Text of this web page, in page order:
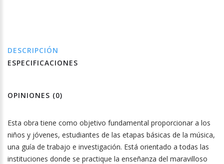
DESCRIPCIÓN
ESPECIFICACIONES
OPINIONES (0)
Esta obra tiene como objetivo fundamental proporcionar a los
niños y jóvenes, estudiantes de las etapas básicas de la música,
una guía de trabajo e investigación. Está orientado a todas las
instituciones donde se practique la enseñanza del maravilloso